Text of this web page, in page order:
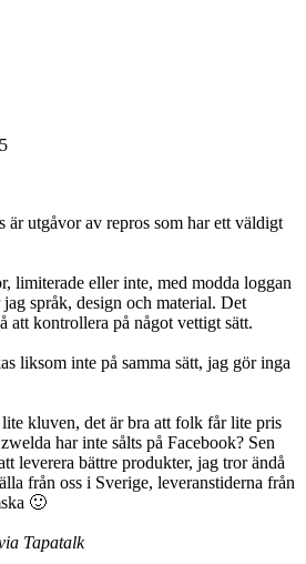
är utgåvor av repros som har ett väldigt
limiterade eller inte, med modda loggan
språk, design och material. Det
att kontrollera på något vettigt sätt.
liksom inte på samma sätt, jag gör inga
kluven, det är bra att folk får lite pris
har inte sålts på Facebook? Sen
leverera bättre produkter, jag tror ändå
från oss i Sverige, leveranstiderna från
🙂
Tapatalk